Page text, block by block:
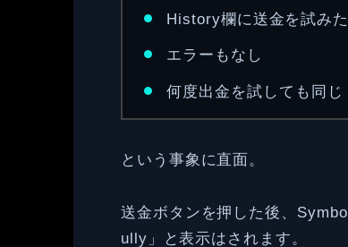
History欄に送金を試み
エラーもなし
何度出金を試しても同じ
という事象に直面。
送金ボタンを押した後、
ully」と表示はされます。